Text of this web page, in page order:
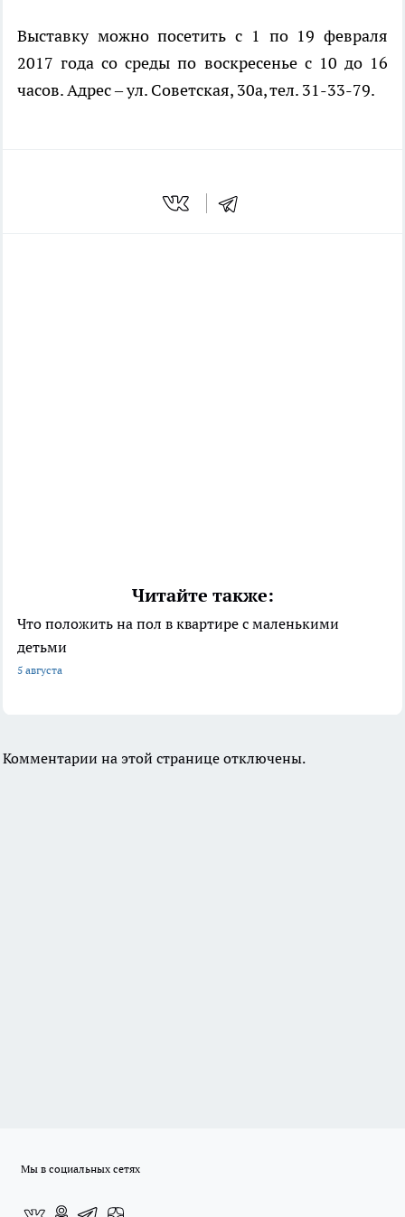
Выставку можно посетить с 1 по 19 февраля
2017 года со среды по воскресенье с 10 до 16
часов. Адрес – ул. Советская, 30а, тел. 31-33-79.
Читайте также:
Что положить на пол в квартире с маленькими
детьми
5 августа
Комментарии на этой странице отключены.
Мы в социальных сетях